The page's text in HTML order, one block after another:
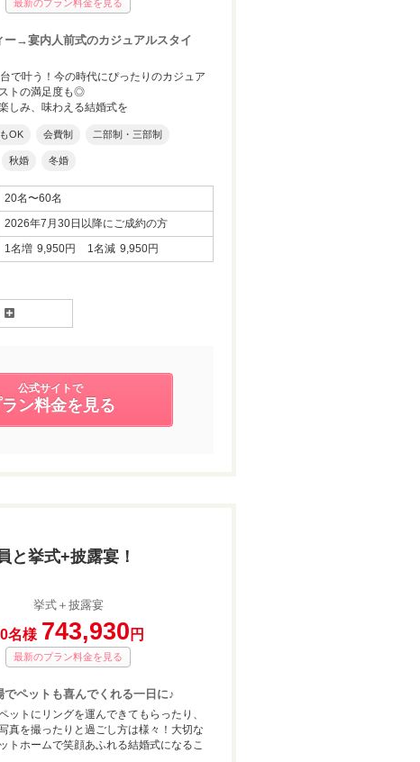
ストとの距離もグッと近づきます
最新のプラン料金を見る
→宴内人前式のカジュアルスタイ
で叶う！今の時代にぴったりのカジュア
トの満足度も◎
しみ、味わえる結婚式を
OK 会費制 二部制・三部制
秋婚 冬婚
20名〜60名
2026年7月30日以降にご成約の方
1名増 9,950円 1名減 9,950円
公式サイトで
ン料金を見る
と挙式+披露宴！
挙式＋披露宴
名様 743,930 円
最新のプラン料金を見る
でペットも喜んでくれる一日に♪
ットにリングを運んできてもらったり、
真を撮ったりと過ごし方は様々！大切な
トホームで笑顔あふれる結婚式になるこ